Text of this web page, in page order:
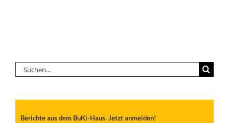
Suche
nach:
Berichte aus dem BuKi-Haus. Jetzt anmelden!